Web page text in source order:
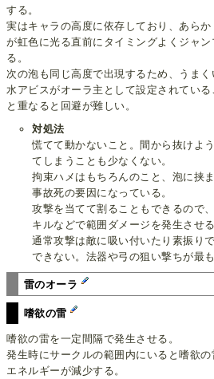
する。
実はキャラの高度に依存しており、あら
が虹色に光る直前にタイミングよくジャ
る。
次の泡も同じ高度で出現するため、うまく
水アビスがオーラ主として設定されてい
と重なると回避が難しい。
対処法
慌てて動かないこと。間から抜けよ
てしまうことも少なくない。
拘束ハメはもちろんのこと、泡に挟
事故死の要因になっている。
攻撃を当てて割ることもできるので
キルなどで範囲ダメージを発生させ
通常攻撃は敵に吸い付いたり素振り
できない。法器や弓の狙い撃ちが最も
雷のオーラ
嗜欲の雷
嗜欲の雷を一定間隔で発生させる。
発生時にサークルの範囲内にいると嗜欲
エネルギーが減少する。